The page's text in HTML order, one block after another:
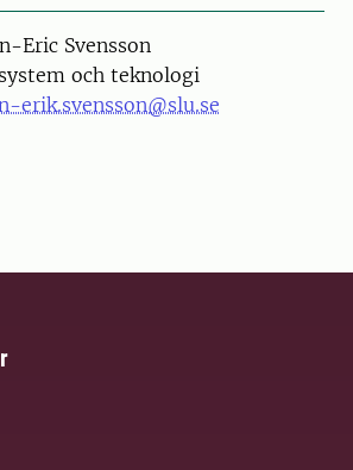
Eric Svensson
och teknologi
erik.svensson@slu.se